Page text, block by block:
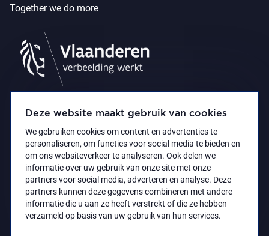
Deze website maakt gebruik van cookies
We gebruiken cookies om content en advertenties te
personaliseren, om functies voor social media te bieden en
om ons websiteverkeer te analyseren. Ook delen we
informatie over uw gebruik van onze site met onze
partners voor social media, adverteren en analyse. Deze
partners kunnen deze gegevens combineren met andere
informatie die u aan ze heeft verstrekt of die ze hebben
verzameld op basis van uw gebruik van hun services.
Together we do more
Accessibility StatementPrivacy policy
© 2021 Koninklijk Museum voor Schone Kunsten